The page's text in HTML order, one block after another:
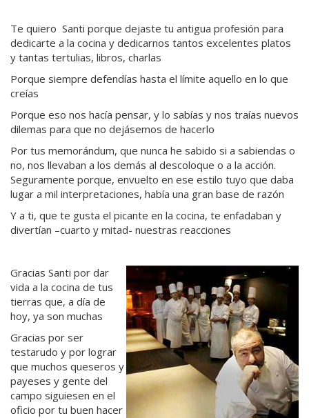
Te quiero Santi porque dejaste tu antigua profesión para
dedicarte a la cocina y dedicarnos tantos excelentes platos
y tantas tertulias, libros, charlas
Porque siempre defendías hasta el límite aquello en lo que
creías
Porque eso nos hacía pensar, y lo sabías y nos traías nuevos
dilemas para que no dejásemos de hacerlo
Por tus memorándum, que nunca he sabido si a sabiendas o
no, nos llevaban a los demás al descoloque o a la acción.
Seguramente porque, envuelto en ese estilo tuyo que daba
lugar a mil interpretaciones, había una gran base de razón
Y a ti, que te gusta el picante en la cocina, te enfadaban y
divertían –cuarto y mitad- nuestras reacciones
Gracias Santi por dar
vida a la cocina de tus
tierras que, a día de
hoy, ya son muchas
Gracias por ser
testarudo y por lograr
que muchos queseros y
payeses y gente del
campo siguiesen en el
oficio por tu buen hacer